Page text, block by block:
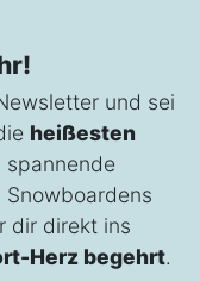
und sei
heißesten
spannende
dir direkt ins
Herz begehrt.